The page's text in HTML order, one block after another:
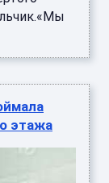
этажа